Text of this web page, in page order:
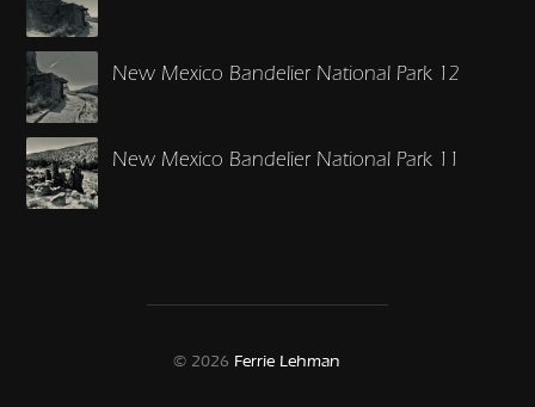
New Mexico Bandelier National Park 12
New Mexico Bandelier National Park 11
© 2026 Ferrie Lehman